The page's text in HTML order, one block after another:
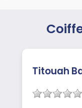
Titouah